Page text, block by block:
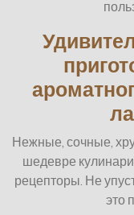
Нежные, сочные,
шедевре
рецепторы. Не
это